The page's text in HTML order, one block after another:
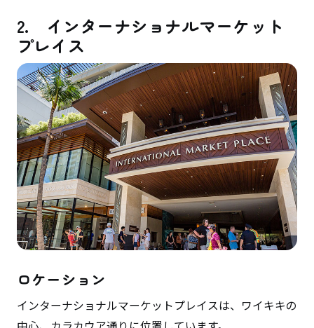
2. インターナショナルマーケット
プレイス
ロケーション
インターナショナルマーケットプレイスは、ワイキキの